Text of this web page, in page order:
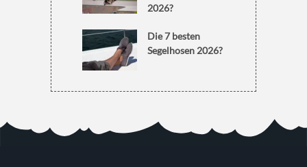
2026?
Die 7 besten
Segelhosen 2026?